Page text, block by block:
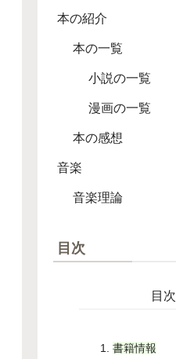
本の紹介
本の一覧
小説の一覧
漫画の一覧
本の感想
音楽
音楽理論
目次
目次
書籍情報